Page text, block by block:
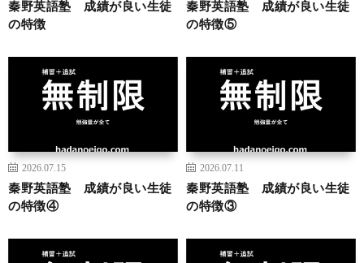
秦野英語塾 成績が良い生徒
の特徴
秦野英語塾 成績が良い生徒
の特徴⑤
2026.07.15
秦野英語塾 成績が良い生徒
の特徴④
2026.07.11
秦野英語塾 成績が良い生徒
の特徴③